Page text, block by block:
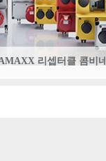
리셉터클 콤비